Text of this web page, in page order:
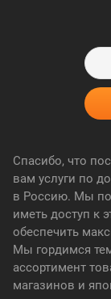
Спасибо, что
вам услуги по
в Россию. Мы
иметь доступ к
обеспечить
Мы гордимся
ассортимент
магазинов и